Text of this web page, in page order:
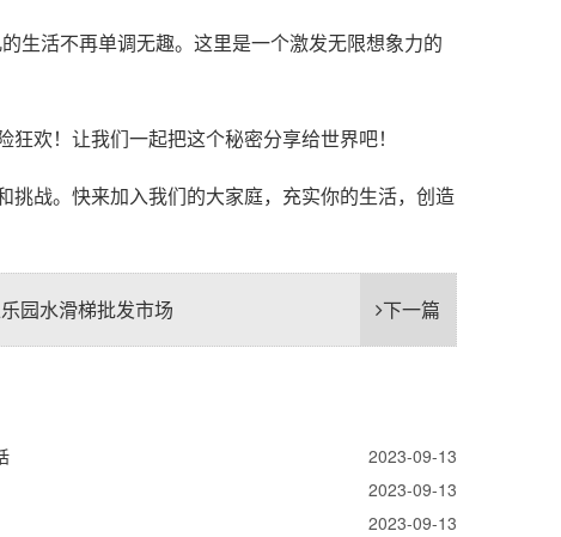
生活不再单调无趣。这里是一个激发无限想象力的
欢！让我们一起把这个秘密分享给世界吧！
战。快来加入我们的大家庭，充实你的生活，创造
下一篇
园水滑梯批发市场
2023-09-13
2023-09-13
2023-09-13